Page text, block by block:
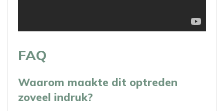
FAQ
Waarom maakte dit optreden
zoveel indruk?